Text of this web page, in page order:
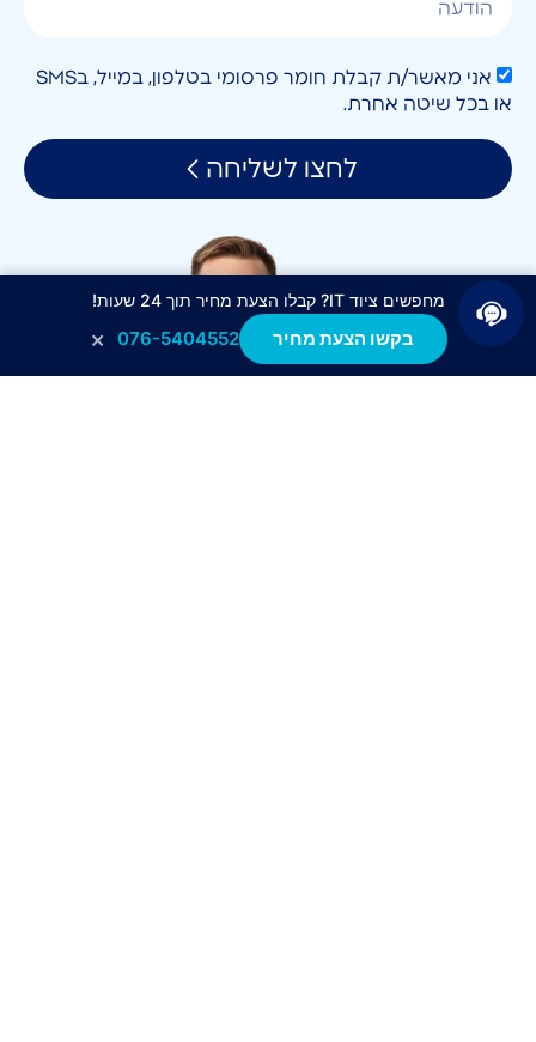
אני מאשר/ת קבלת חומר פרסומי בטלפון, במייל, בSMS
או בכל שיטה אחרת.
לחצו לשליחה
מחפשים ציוד IT? קבלו הצעת מחיר תוך 24 שעות!
בקשו הצעת מחיר 076-5404552
×